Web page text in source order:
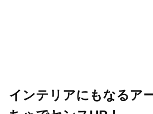
インテリアにもなるア